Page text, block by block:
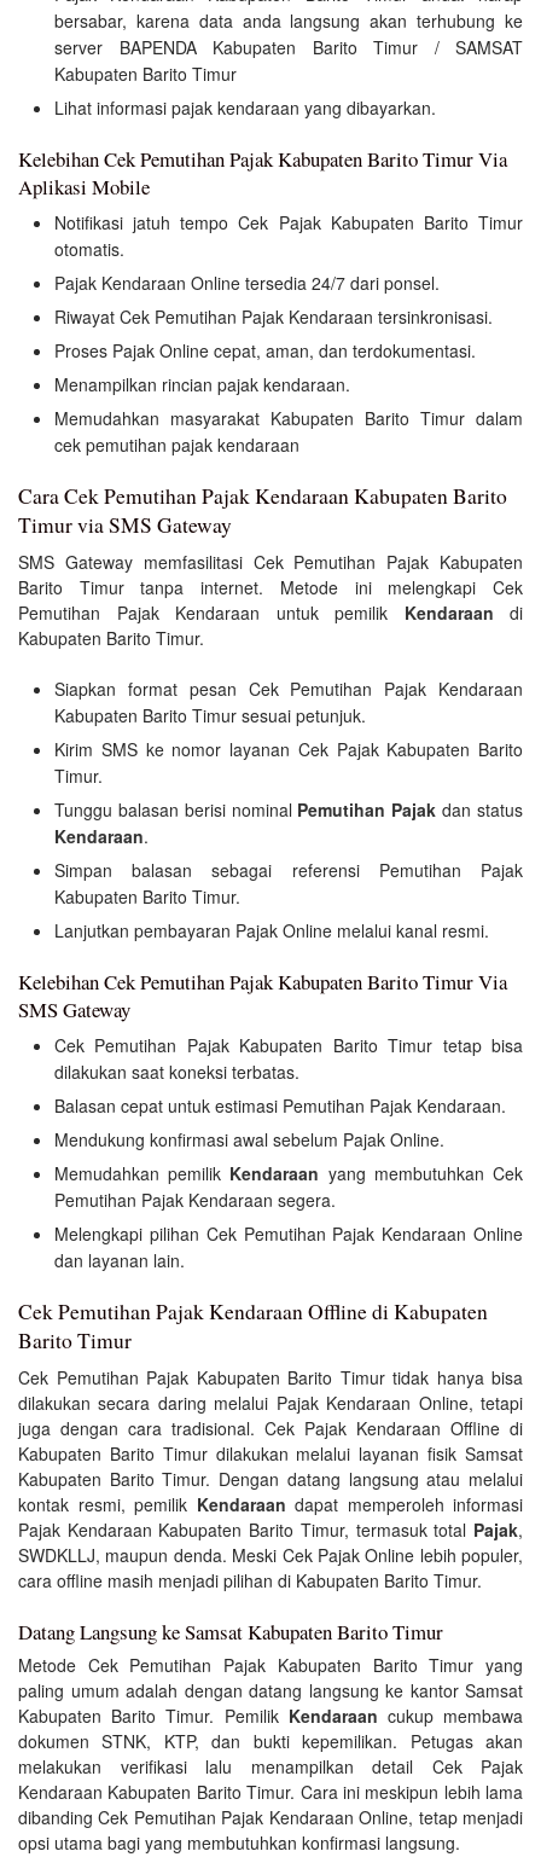
bersabar, karena data anda langsung akan terhubung ke
server BAPENDA Kabupaten Barito Timur / SAMSAT
Kabupaten Barito Timur
Lihat informasi pajak kendaraan yang dibayarkan.
Kelebihan Cek Pemutihan Pajak Kabupaten Barito Timur Via
Aplikasi Mobile
Notifikasi jatuh tempo Cek Pajak Kabupaten Barito Timur
otomatis.
Pajak Kendaraan Online tersedia 24/7 dari ponsel.
Riwayat Cek Pemutihan Pajak Kendaraan tersinkronisasi.
Proses Pajak Online cepat, aman, dan terdokumentasi.
Menampilkan rincian pajak kendaraan.
Memudahkan masyarakat Kabupaten Barito Timur dalam
cek pemutihan pajak kendaraan
Cara Cek Pemutihan Pajak Kendaraan Kabupaten Barito
Timur via SMS Gateway
SMS Gateway memfasilitasi Cek Pemutihan Pajak Kabupaten
Barito Timur tanpa internet. Metode ini melengkapi Cek
Pemutihan Pajak Kendaraan untuk pemilik Kendaraan di
Kabupaten Barito Timur.
Siapkan format pesan Cek Pemutihan Pajak Kendaraan
Kabupaten Barito Timur sesuai petunjuk.
Kirim SMS ke nomor layanan Cek Pajak Kabupaten Barito
Timur.
Tunggu balasan berisi nominal Pemutihan Pajak dan status
Kendaraan.
Simpan balasan sebagai referensi Pemutihan Pajak
Kabupaten Barito Timur.
Lanjutkan pembayaran Pajak Online melalui kanal resmi.
Kelebihan Cek Pemutihan Pajak Kabupaten Barito Timur Via
SMS Gateway
Cek Pemutihan Pajak Kabupaten Barito Timur tetap bisa
dilakukan saat koneksi terbatas.
Balasan cepat untuk estimasi Pemutihan Pajak Kendaraan.
Mendukung konfirmasi awal sebelum Pajak Online.
Memudahkan pemilik Kendaraan yang membutuhkan Cek
Pemutihan Pajak Kendaraan segera.
Melengkapi pilihan Cek Pemutihan Pajak Kendaraan Online
dan layanan lain.
Cek Pemutihan Pajak Kendaraan Offline di Kabupaten
Barito Timur
Cek Pemutihan Pajak Kabupaten Barito Timur tidak hanya bisa
dilakukan secara daring melalui Pajak Kendaraan Online, tetapi
juga dengan cara tradisional. Cek Pajak Kendaraan Offline di
Kabupaten Barito Timur dilakukan melalui layanan fisik Samsat
Kabupaten Barito Timur. Dengan datang langsung atau melalui
kontak resmi, pemilik Kendaraan dapat memperoleh informasi
Pajak Kendaraan Kabupaten Barito Timur, termasuk total Pajak,
SWDKLLJ, maupun denda. Meski Cek Pajak Online lebih populer,
cara offline masih menjadi pilihan di Kabupaten Barito Timur.
Datang Langsung ke Samsat Kabupaten Barito Timur
Metode Cek Pemutihan Pajak Kabupaten Barito Timur yang
paling umum adalah dengan datang langsung ke kantor Samsat
Kabupaten Barito Timur. Pemilik Kendaraan cukup membawa
dokumen STNK, KTP, dan bukti kepemilikan. Petugas akan
melakukan verifikasi lalu menampilkan detail Cek Pajak
Kendaraan Kabupaten Barito Timur. Cara ini meskipun lebih lama
dibanding Cek Pemutihan Pajak Kendaraan Online, tetap menjadi
opsi utama bagi yang membutuhkan konfirmasi langsung.